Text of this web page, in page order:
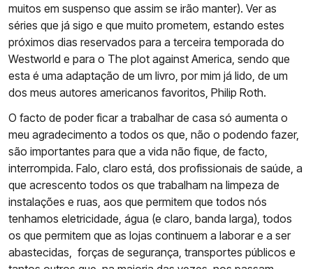
muitos em suspenso que assim se irão manter). Ver as
séries que já sigo e que muito prometem, estando estes
próximos dias reservados para a terceira temporada do
Westworld e para o The plot against America, sendo que
esta é uma adaptação de um livro, por mim já lido, de um
dos meus autores americanos favoritos, Philip Roth.
O facto de poder ficar a trabalhar de casa só aumenta o
meu agradecimento a todos os que, não o podendo fazer,
são importantes para que a vida não fique, de facto,
interrompida. Falo, claro está, dos profissionais de saúde, a
que acrescento todos os que trabalham na limpeza de
instalações e ruas, aos que permitem que todos nós
tenhamos eletricidade, água (e claro, banda larga), todos
os que permitem que as lojas continuem a laborar e a ser
abastecidas, forças de segurança, transportes públicos e